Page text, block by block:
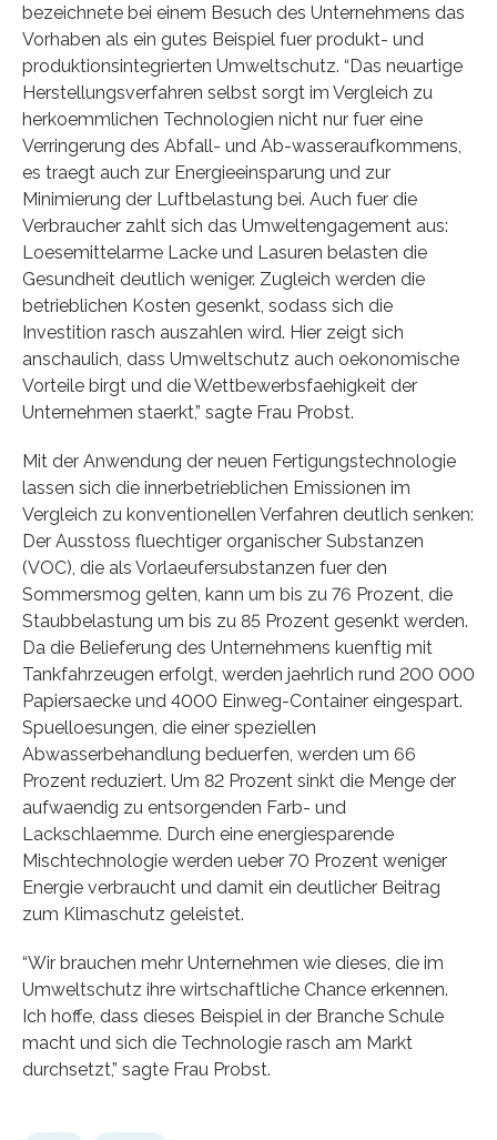
bezeichnete bei einem Besuch des Unternehmens das
Vorhaben als ein gutes Beispiel fuer produkt- und
produktionsintegrierten Umweltschutz. “Das neuartige
Herstellungsverfahren selbst sorgt im Vergleich zu
herkoemmlichen Technologien nicht nur fuer eine
Verringerung des Abfall- und Ab-wasseraufkommens,
es traegt auch zur Energieeinsparung und zur
Minimierung der Luftbelastung bei. Auch fuer die
Verbraucher zahlt sich das Umweltengagement aus:
Loesemittelarme Lacke und Lasuren belasten die
Gesundheit deutlich weniger. Zugleich werden die
betrieblichen Kosten gesenkt, sodass sich die
Investition rasch auszahlen wird. Hier zeigt sich
anschaulich, dass Umweltschutz auch oekonomische
Vorteile birgt und die Wettbewerbsfaehigkeit der
Unternehmen staerkt,” sagte Frau Probst.
Mit der Anwendung der neuen Fertigungstechnologie
lassen sich die innerbetrieblichen Emissionen im
Vergleich zu konventionellen Verfahren deutlich senken:
Der Ausstoss fluechtiger organischer Substanzen
(VOC), die als Vorlaeufersubstanzen fuer den
Sommersmog gelten, kann um bis zu 76 Prozent, die
Staubbelastung um bis zu 85 Prozent gesenkt werden.
Da die Belieferung des Unternehmens kuenftig mit
Tankfahrzeugen erfolgt, werden jaehrlich rund 200 000
Papiersaecke und 4000 Einweg-Container eingespart.
Spuelloesungen, die einer speziellen
Abwasserbehandlung beduerfen, werden um 66
Prozent reduziert. Um 82 Prozent sinkt die Menge der
aufwaendig zu entsorgenden Farb- und
Lackschlaemme. Durch eine energiesparende
Mischtechnologie werden ueber 70 Prozent weniger
Energie verbraucht und damit ein deutlicher Beitrag
zum Klimaschutz geleistet.
“Wir brauchen mehr Unternehmen wie dieses, die im
Umweltschutz ihre wirtschaftliche Chance erkennen.
Ich hoffe, dass dieses Beispiel in der Branche Schule
macht und sich die Technologie rasch am Markt
durchsetzt,” sagte Frau Probst.